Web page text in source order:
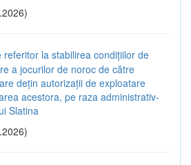
referitor la stabilirea condițiilor de
a jocurilor de noroc de către
dețin autorizații de exploatare
acestora, pe raza administrativ-
Slatina